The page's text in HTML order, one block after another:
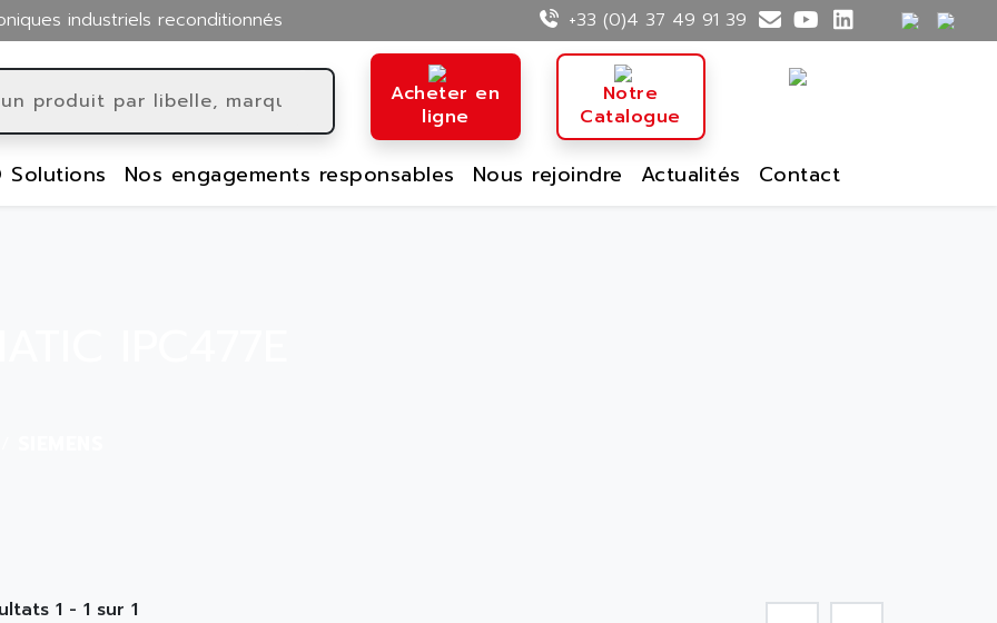
industriels reconditionnés +33 (0)4 37 49 91 39
Acheter en
ligne
Notre
Catalogue
Solutions Nos engagements responsables Nous rejoindre Actualités Contact
1 - 1 sur 1